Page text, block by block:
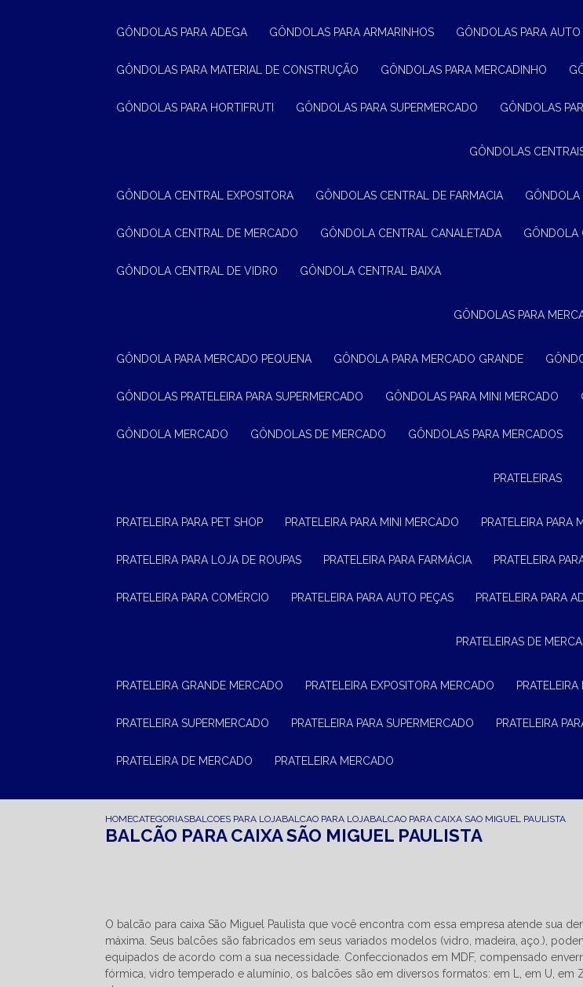
GÔNDOLAS PARA ADEGA GÔNDOLAS PARA ARMARINHOS GÔNDOLAS PARA
GÔNDOLAS PARA MATERIAL DE CONSTRUÇÃO GÔNDOLAS PARA MERCADINHO
GÔNDOLAS PARA HORTIFRUTI GÔNDOLAS PARA SUPERMERCADO GÔNDOLAS
GÔNDOLAS
GÔNDOLA CENTRAL EXPOSITORA GÔNDOLAS CENTRAL DE FARMACIA
GÔNDOLA CENTRAL DE MERCADO GÔNDOLA CENTRAL CANALETADA
GÔNDOLA CENTRAL DE VIDRO GÔNDOLA CENTRAL BAIXA
GÔNDOLAS PARA
GÔNDOLA PARA MERCADO PEQUENA GÔNDOLA PARA MERCADO GRANDE
GÔNDOLAS PRATELEIRA PARA SUPERMERCADO GÔNDOLAS PARA MINI MERCADO
GÔNDOLA MERCADO GÔNDOLAS DE MERCADO GÔNDOLAS PARA MERCADOS
PRATELEIRAS
PRATELEIRA PARA PET SHOP PRATELEIRA PARA MINI MERCADO PRATELEIRA PARA
PRATELEIRA PARA LOJA DE ROUPAS PRATELEIRA PARA FARMÁCIA PRATELEIRA
PRATELEIRA PARA COMÉRCIO PRATELEIRA PARA AUTO PEÇAS PRATELEIRA PARA
PRATELEIRAS DE
PRATELEIRA GRANDE MERCADO PRATELEIRA EXPOSITORA MERCADO
PRATELEIRA SUPERMERCADO PRATELEIRA PARA SUPERMERCADO PRATELEIRA
PRATELEIRA DE MERCADO PRATELEIRA MERCADO
HOMECATEGORIASBALCOES PARA LOJABALCAO PARA LOJABALCAO PARA CAIXA SAO MIGUEL PAULISTA
BALCÃO PARA CAIXA SÃO MIGUEL PAULISTA
O balcão para caixa São Miguel Paulista que você encontra com essa empresa atende sua
máxima. Seus balcões são fabricados em seus variados modelos (vidro, madeira, aço.),
equipados de acordo com a sua necessidade. Confeccionados em MDF, compensado
fórmica, vidro temperado e alumínio, os balcões são em diversos formatos: em L, em U, em